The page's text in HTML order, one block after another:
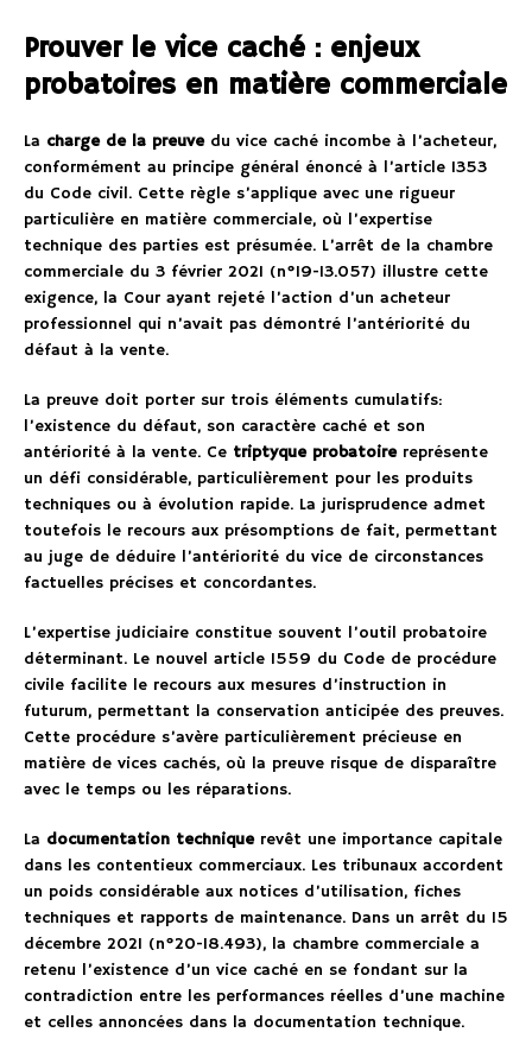
Prouver le vice caché : enjeux
probatoires en matière commerciale
La charge de la preuvedu vice caché incombe à l’acheteur,
conformément au principe général énoncé à l’article 1353
du Code civil. Cette règle s’applique avec une rigueur
particulière en matière commerciale, où l’expertise
technique des parties est présumée. L’arrêt de la chambre
commerciale du 3 février 2021 (n°19-13.057) illustre cette
exigence, la Cour ayant rejeté l’action d’un acheteur
professionnel qui n’avait pas démontré l’antériorité du
défaut à la vente.
La preuve doit porter sur trois éléments cumulatifs:
l’existence du défaut, son caractère caché et son
antériorité à la vente. Ce triptyque probatoirereprésente
un défi considérable, particulièrement pour les produits
techniques ou à évolution rapide. La jurisprudence admet
toutefois le recours aux présomptions de fait, permettant
au juge de déduire l’antériorité du vice de circonstances
factuelles précises et concordantes.
L’expertise judiciaire constitue souvent l’outil probatoire
déterminant. Le nouvel article 1559 du Code de procédure
civile facilite le recours aux mesures d’instruction in
futurum, permettant la conservation anticipée des preuves.
Cette procédure s’avère particulièrement précieuse en
matière de vices cachés, où la preuve risque de disparaître
avec le temps ou les réparations.
La documentation techniquerevêt une importance capitale
dans les contentieux commerciaux. Les tribunaux accordent
un poids considérable aux notices d’utilisation, fiches
techniques et rapports de maintenance. Dans un arrêt du 15
décembre 2021 (n°20-18.493), la chambre commerciale a
retenu l’existence d’un vice caché en se fondant sur la
contradiction entre les performances réelles d’une machine
et celles annoncées dans la documentation technique.